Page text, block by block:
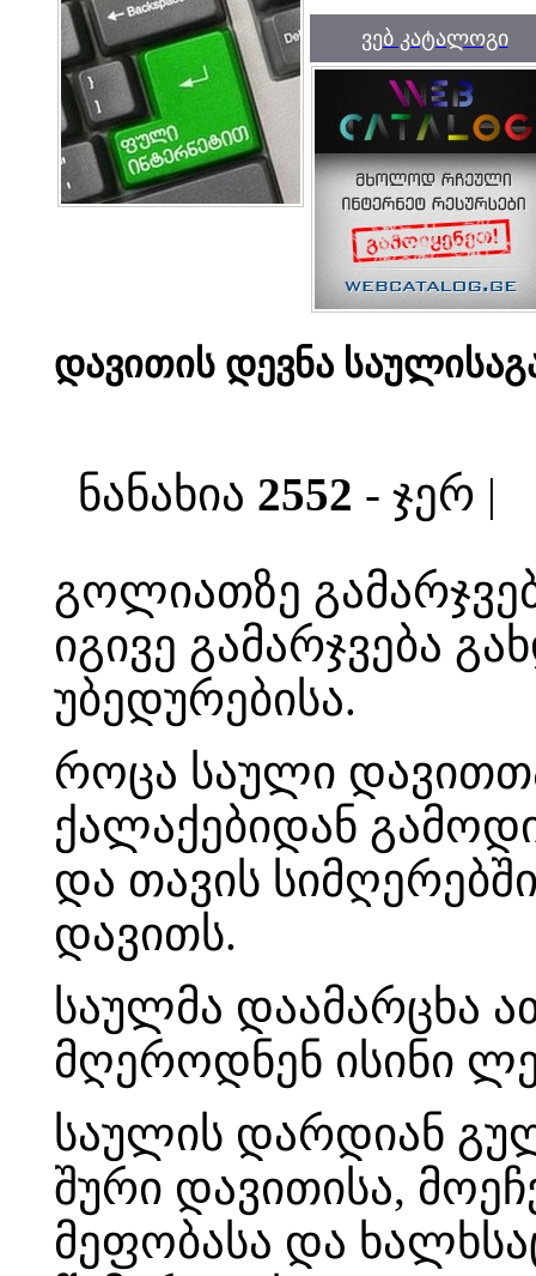
ვებ კატალოგი
დავითის დევნა
ნანახია 2552 - ჯერ |
გოლიათზე
იგივე გამარჯვება
უბედურებისა.
როცა საული
ქალაქებიდან
და თავის
დავითს.
საულმა დაამარცხა
მღეროდნენ ისინი
საულის დარდიან
შური დავითისა,
მეფობასა და